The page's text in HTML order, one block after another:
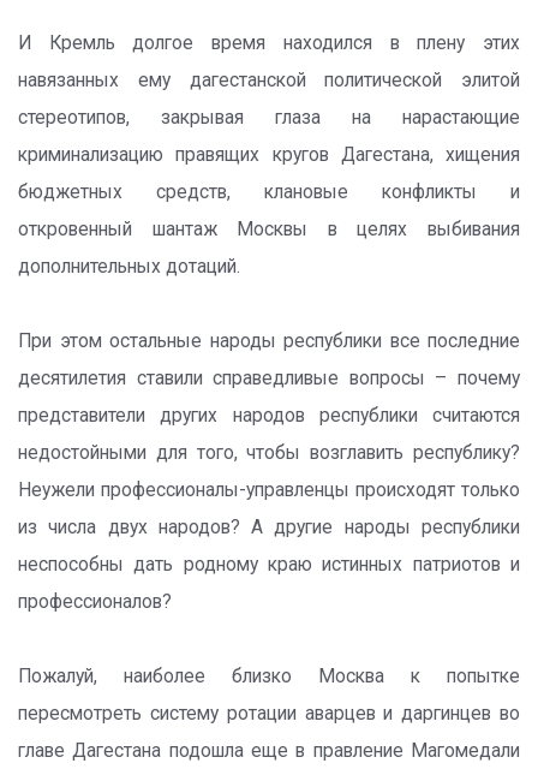
И Кремль долгое время находился в плену этих
навязанных ему дагестанской политической элитой
стереотипов, закрывая глаза на нарастающие
криминализацию правящих кругов Дагестана, хищения
бюджетных средств, клановые конфликты и
откровенный шантаж Москвы в целях выбивания
дополнительных дотаций.
При этом остальные народы республики все последние
десятилетия ставили справедливые вопросы – почему
представители других народов республики считаются
недостойными для того, чтобы возглавить республику?
Неужели профессионалы-управленцы происходят только
из числа двух народов? А другие народы республики
неспособны дать родному краю истинных патриотов и
профессионалов?
Пожалуй, наиболее близко Москва к попытке
пересмотреть систему ротации аварцев и даргинцев во
главе Дагестана подошла еще в правление Магомедали